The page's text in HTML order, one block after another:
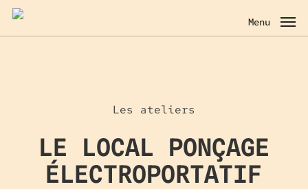
Skip
to
main
Menu
Les ateliers
LE LOCAL PONÇAGE
ÉLECTROPORTATIF